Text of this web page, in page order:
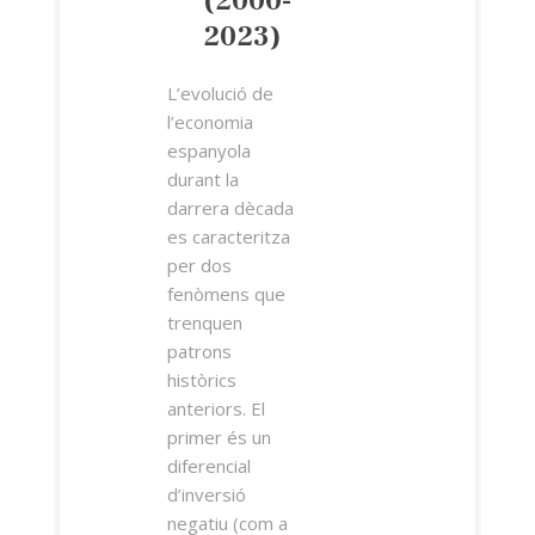
2023)
L’evolució de
l’economia
espanyola
durant la
darrera dècada
es caracteritza
per dos
fenòmens que
trenquen
patrons
històrics
anteriors. El
primer és un
diferencial
d’inversió
negatiu (com a